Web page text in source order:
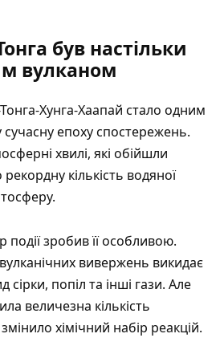
був настільки
вулканом
Хунга-Хаапай стало одним
сучасну епоху спостережень.
хвилі, які обійшли
кількість водяної
події зробив її особливою.
вивержень викидає
сірки, попіл та інші гази. Але
величезна кількість
хімічний набір реакцій.